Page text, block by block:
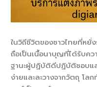
ในวิถีชีวิตของชาวไทยที่หยั่
ถือเป็นเนื้อนาบุญที่ได้รับค
ฐานะผู้ปฏิบัติดีปฏิบัติชอบแ
ง่ายและละวางจากวัตถุ โ